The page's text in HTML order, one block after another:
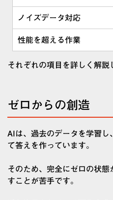
ノイズデータ対応
性能を超える作業
それぞれの項目を詳しく解説
ゼロからの創造
AIは、過去のデータを学習し
て答えを作っています。
そのため、完全にゼロの状
すことが苦手です。